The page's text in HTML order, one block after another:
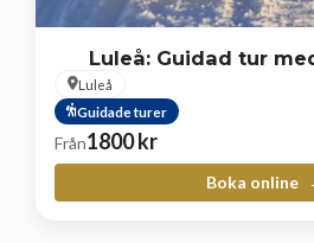
Luleå: Guidad tur
Luleå
Guidade turer
Från1800kr
Boka online